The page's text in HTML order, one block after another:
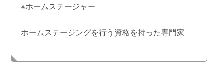
※ホームステージャー
ホームステージングを行う資格を持った専門家